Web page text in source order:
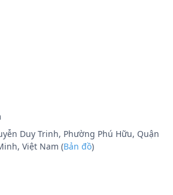
Duy Trinh, Phường Phú Hữu, Quận
Việt Nam (Bản đồ)